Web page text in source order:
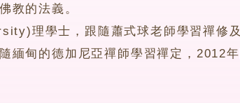
教的法義。
理學士，跟隨蕭式球老師學習禪修及
緬甸的德加尼亞禪師學習禪定，2012